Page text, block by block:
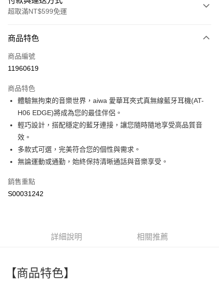
超取滿NT$599免運
信用卡一次付款
超商取貨付款
Apple Pay
街口支付
全盈+PAY
ATM付款
全家付款取貨
每筆NT$60，滿NT$599(含以上)免運費
每筆NT$60，滿NT$599(含以上)免運費
商品特色
商品編號
11960619
商品特色
體驗無拘束的音樂世界，aiwa 愛華耳夾式真無線藍牙耳機(AT-
H06 EDGE)將成為您的最佳伴侶。
輕巧設計，搭配穩定的藍牙連接，讓您隨時隨地享受高品質音
效。
多款式可選，完美符合您的個性與需求。
無論運動或通勤，始終保持清晰通話與音樂享受。
銷售重點
S00031242
詳細說明 相關推薦
【商品特色】